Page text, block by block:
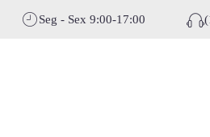
Seg - Sex 9:00-17:00